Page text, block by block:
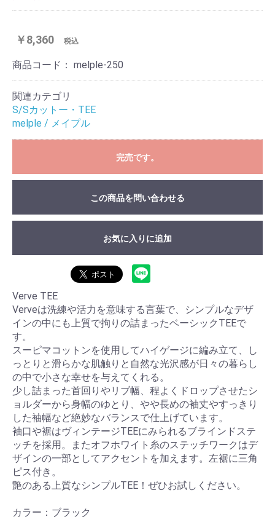
￥8,360 税込
商品コード： melple-250
関連カテゴリ
S/Sカットー・TEE
melple / メイプル
完売です。
この商品を問い合わせる
お気に入りに追加
Verve TEE
Verveは洗練や活力を意味する言葉で、シンプルなデザ
インの中にも上質で拘りの詰まったベーシックTEEで
す。
スーピマコットンを使用してハイゲージに編み立て、し
っとりと滑らかな肌触りと自然な光沢感が日々の暮らし
の中で小さな幸せを与えてくれる。
少し詰まった首回りやリブ幅、程よくドロップさせたシ
ョルダーから身幅のゆとり、やや長めの袖丈やすっきり
した袖幅など絶妙なバランスで仕上げています。
袖口や裾はヴィンテージTEEにみられるブラインドステ
ッチを採用。またオフホワイト糸のステッチワークはデ
ザインの一部としてアクセントを加えます。左裾に三角
ピス付き。
艶のある上質なシンプルTEE！ぜひお試しください。
カラー：ブラック